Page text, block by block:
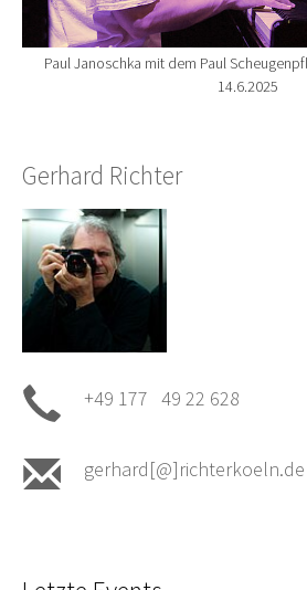
Paul Janoschka mit dem Paul
14.6.2025
Gerhard Richter
+49 177 49 22 628
gerhard[@]richterkoeln.de